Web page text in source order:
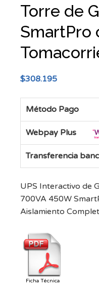
Torre de
SmartPro
$308.195
Método Pago
Webpay Plus
Transferencia
UPS Interactivo de
700VA 450W
Aislamiento
Ficha Técnica